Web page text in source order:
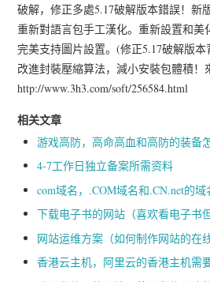
破解，修正多處5.17破解版本錯誤！新
重新對語言包手工漢化。重新設置和美
完美支持圖片設置。(修正5.17破解版
改進封裝壓縮算法，減小安裝包體積！
http://www.3h3.com/soft/256584.html
相关文章
游戏高防，高命高血和高防的装备
4-7工作日独立备案所需资料
com域名，.COM域名和.CN.net的
下载电子书的网站（喜欢看电子书
网站运维方案（如何制作网站的在
香港云主机，阿里云的香港主机需